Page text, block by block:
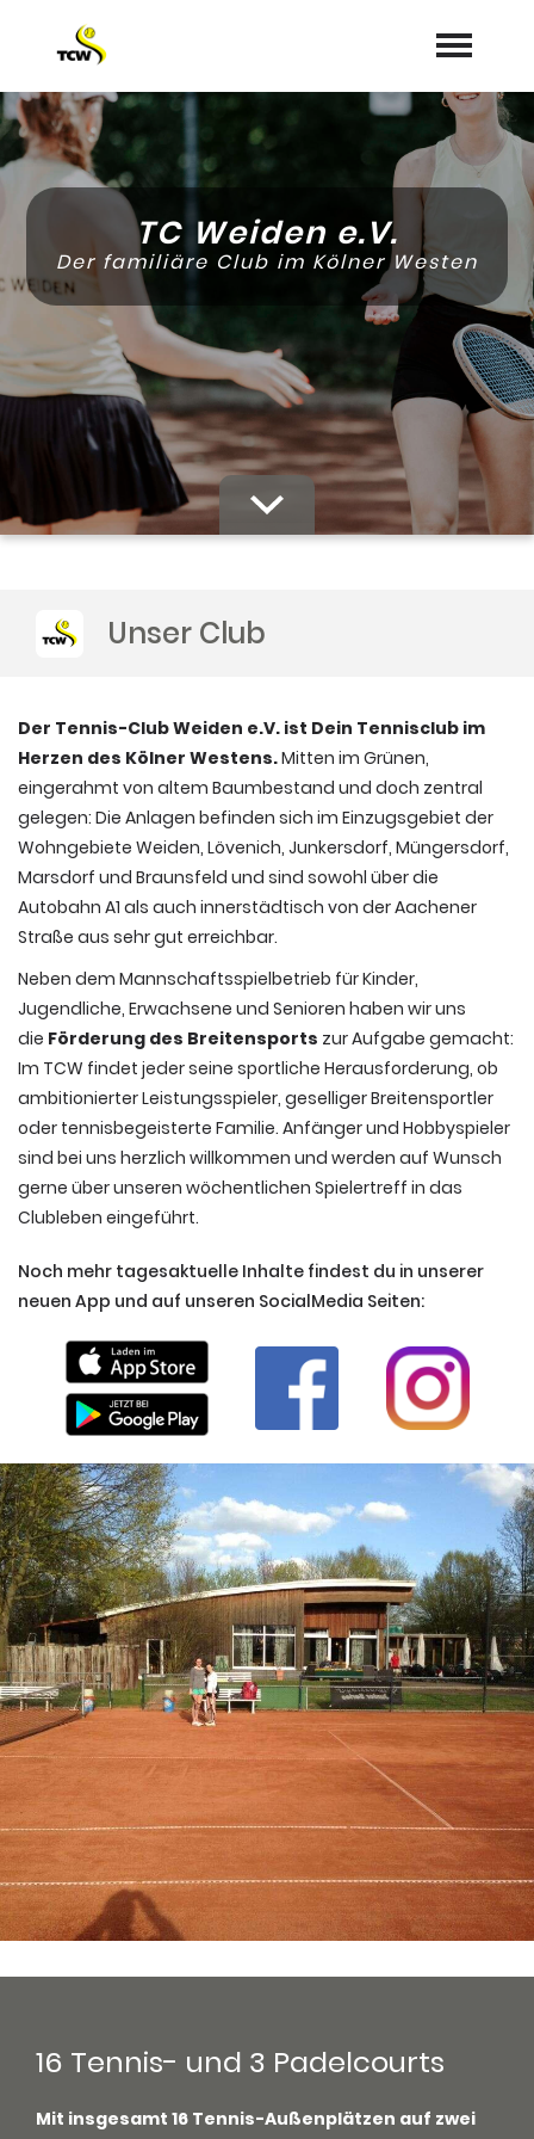
Home
Aktuelles
Rund um den TCW expand_more
Termine
Gastronomie
Sponsoren
Training
TC Weiden e.V.
Der familiäre Club im Kölner Westen
Unser Club
Der Tennis-Club Weiden e.V. ist Dein Tennisclub im
Herzen des Kölner Westens.Mitten im Grünen,
eingerahmt von altem Baumbestand und doch zentral
gelegen: Die Anlagen befinden sich im Einzugsgebiet der
Wohngebiete Weiden, Lövenich, Junkersdorf, Müngersdorf,
Marsdorf und Braunsfeld und sind sowohl über die
Autobahn A1 als auch innerstädtisch von der Aachener
Straße aus sehr gut erreichbar.
Neben dem Mannschaftsspielbetrieb für Kinder,
Jugendliche, Erwachsene und Senioren haben wir uns
die Förderung des Breitensports zur Aufgabe gemacht:
Im TCW findet jeder seine sportliche Herausforderung, ob
ambitionierter Leistungsspieler, geselliger Breitensportler
oder tennisbegeisterte Familie. Anfänger und Hobbyspieler
sind bei uns herzlich willkommen und werden auf Wunsch
gerne über unseren wöchentlichen Spielertreff in das
Clubleben eingeführt.
Noch mehr tagesaktuelle Inhalte findest du in unserer
neuen App und auf unseren SocialMedia Seiten:
16 Tennis- und 3 Padelcourts
Mit insgesamt 16 Tennis-Außenplätzen auf zwei